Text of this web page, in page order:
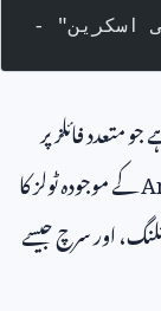
متعدد فائلز پر
کے موجودہ ٹولز کا
اور سرچ جیسے